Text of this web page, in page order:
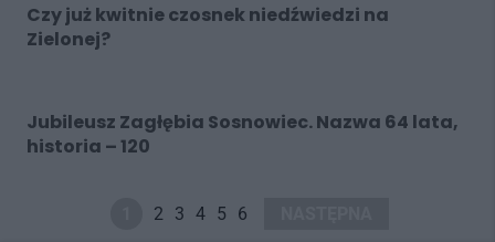
Czy już kwitnie czosnek niedźwiedzi na
Zielonej?
Jubileusz Zagłębia Sosnowiec. Nazwa 64 lata,
historia – 120
2 3 4 5 6